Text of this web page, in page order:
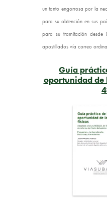
un tanto engorrosa por la
para su obtención en sus
para su tramitación desde
apostillados vía correo
Guía
oportunidad de